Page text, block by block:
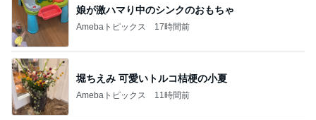
娘が激ハマり中のシンクのおもちゃ
Amebaトピックス 17時間前
堀ちえみ 可愛いトルコ桔梗の小夏
Amebaトピックス 11時間前